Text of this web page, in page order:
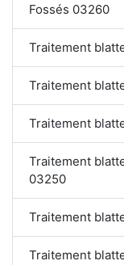
Fossés 03260
Traitement
Traitement
Traitement
Traitement
03250
Traitement
Traitement